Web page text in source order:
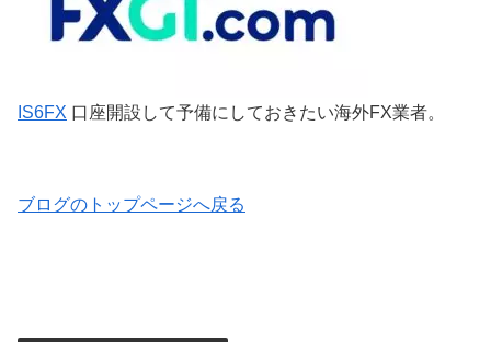
IS6FX 口座開設して予備にしておきたい海外FX業者。
ブログのトップページへ戻る